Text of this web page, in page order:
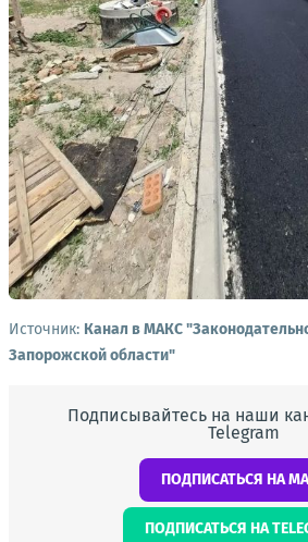
Источник: Канал в МАКС
Запорожской области"
Подписывайтесь на наши
Telegram
ПОДПИСАТЬСЯ НА
ПОДПИСАТЬСЯ НА